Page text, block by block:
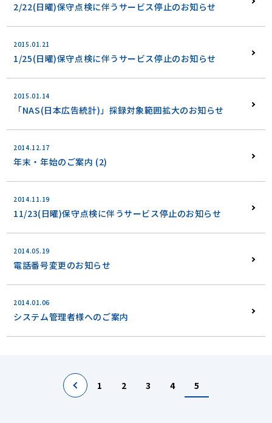
2/22(日曜)保守点検に伴うサービス停止のお知らせ
2015.01.21
1/25(日曜)保守点検に伴うサービス停止のお知らせ
2015.01.14
「NAS(日本広告統計)」採録対象範囲拡大のお知らせ
2014.12.17
年末・年始のご案内 (2)
2014.11.19
11/23(日曜)保守点検に伴うサービス停止のお知らせ
2014.05.19
電話番号変更のお知らせ
2014.01.06
システム管理者様へのご案内
< 1 2 3 4 5